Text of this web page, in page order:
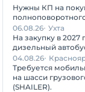
Нужны КП на
06.08.26 Ухта
На закупку в
дизельный
04.08.26
Требуется
на шасси
(SHAILER).